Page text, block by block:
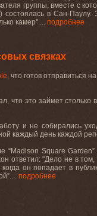
группы, вместе с
в Сан-
камер".... подробнее
связках
, что готов отправиться
что это займет
и не собирались
каждый день каждой
“Madison Square
ответил: "Дело не в
он попадает в
подробнее